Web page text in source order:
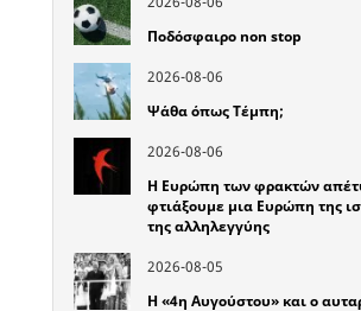
Ποδόσφαιρο non stop
2026-08-06
Ψάθα όπως Τέμπη;
2026-08-06
Η Ευρώπη των φρακτών
φτιάξουμε μια Ευρώπη της
της αλληλεγγύης
2026-08-05
Η «4η Αυγούστου» και ο